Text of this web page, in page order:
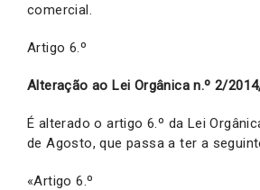
comercial.
Artigo 6.º
Alteração ao Lei Orgânica n.º 2/
É alterado o artigo 6.º da Lei
de Agosto, que passa a ter a
«Artigo 6.º